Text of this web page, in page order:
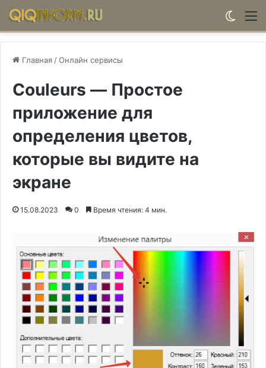
Главная /Онлайн сервисы
Couleurs — Простое
приложение для
определения цветов,
которые вы видите на
экране
15.08.2023 0 Время чтения: 4 мин.